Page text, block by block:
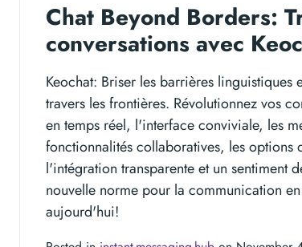
Chat Beyond Borders:
conversations avec
Keochat: Briser les barrières
travers les frontières. Révolutionnez vos
en temps réel, l'interface conviviale, les
fonctionnalités collaboratives, les options
l'intégration transparente et un sentiment
nouvelle norme pour la communication
aujourd'hui!